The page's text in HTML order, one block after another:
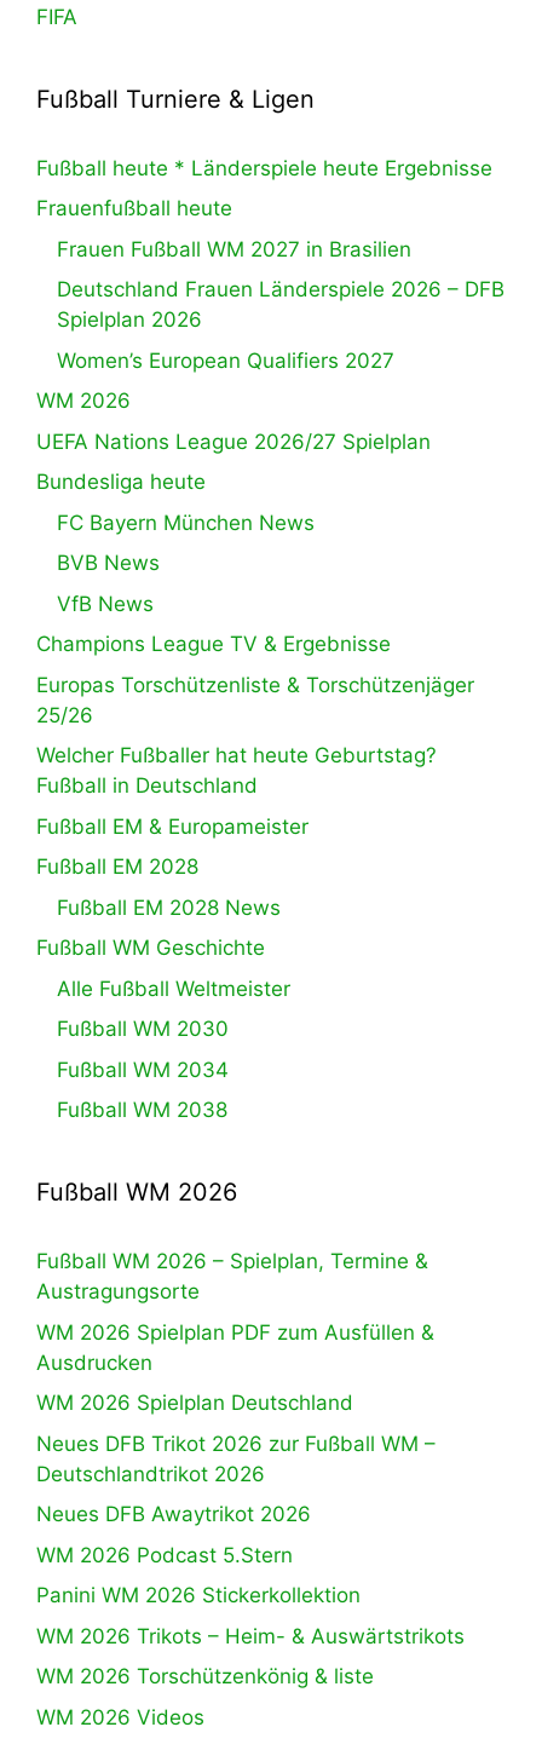
FIFA
Fußball Turniere & Ligen
Fußball heute * Länderspiele heute Ergebnisse
Frauenfußball heute
Frauen Fußball WM 2027 in Brasilien
Deutschland Frauen Länderspiele 2026 – DFB
Spielplan 2026
Women’s European Qualifiers 2027
WM 2026
UEFA Nations League 2026/27 Spielplan
Bundesliga heute
FC Bayern München News
BVB News
VfB News
Champions League TV & Ergebnisse
Europas Torschützenliste & Torschützenjäger
25/26
Welcher Fußballer hat heute Geburtstag?
Fußball in Deutschland
Fußball EM & Europameister
Fußball EM 2028
Fußball EM 2028 News
Fußball WM Geschichte
Alle Fußball Weltmeister
Fußball WM 2030
Fußball WM 2034
Fußball WM 2038
Fußball WM 2026
Fußball WM 2026 – Spielplan, Termine &
Austragungsorte
WM 2026 Spielplan PDF zum Ausfüllen &
Ausdrucken
WM 2026 Spielplan Deutschland
Neues DFB Trikot 2026 zur Fußball WM –
Deutschlandtrikot 2026
Neues DFB Awaytrikot 2026
WM 2026 Podcast 5.Stern
Panini WM 2026 Stickerkollektion
WM 2026 Trikots – Heim- & Auswärtstrikots
WM 2026 Torschützenkönig & liste
WM 2026 Videos